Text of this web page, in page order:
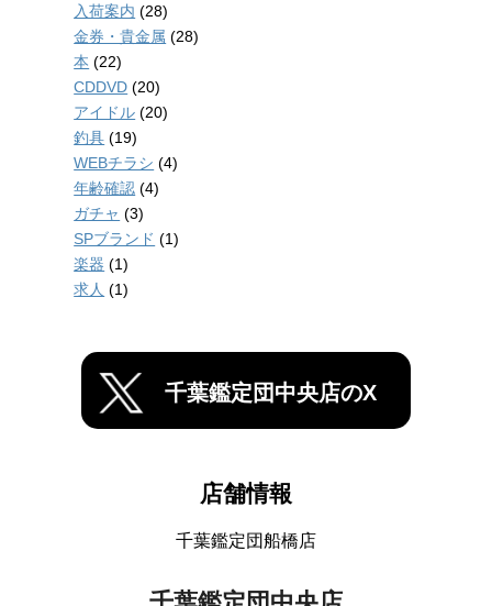
入荷案内 (28)
金券・貴金属 (28)
本 (22)
CDDVD (20)
アイドル (20)
釣具 (19)
WEBチラシ (4)
年齢確認 (4)
ガチャ (3)
SPブランド (1)
楽器 (1)
求人 (1)
千葉鑑定団中央店のX
店舗情報
千葉鑑定団船橋店